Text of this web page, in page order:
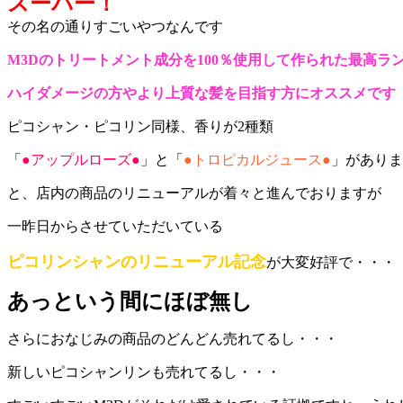
その名の通りすごいやつなんです
M3Dのトリートメント成分を100％使用して作られた最高ラ
ハイダメージの方やより上質な髪を目指す方にオススメです
ピコシャン・ピコリン同様、香りが2種類
「 ●アップルローズ● 」と「 ●トロピカルジュース● 」があり
と、店内の商品のリニューアルが着々と進んでおりますが
一昨日からさせていただいている
ピコリンシャンのリニューアル記念が大変好評で・・・
あっという間にほぼ無し
さらにおなじみの商品のどんどん売れてるし・・・
新しいピコシャンリンも売れてるし・・・